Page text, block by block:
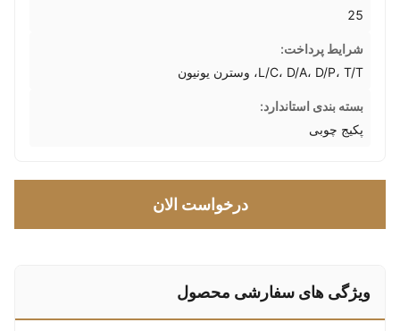
25
شرایط پرداخت:
L/C، D/A، D/P، T/T، وسترن یونیون
بسته بندی استاندارد:
پکیج چوبی
درخواست الان
ویژگی های سفارشی محصول